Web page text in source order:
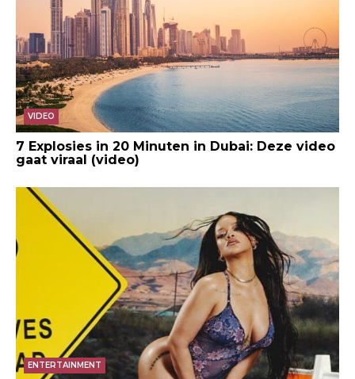
VIDEO
7 Explosies in 20 Minuten in Dubai: Deze video
gaat viraal (video)
ENTERTAINMENT